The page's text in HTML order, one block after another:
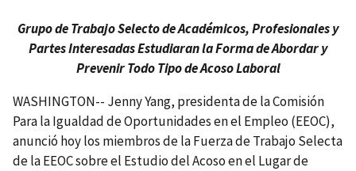
Grupo de Trabajo Selecto de Académicos, Profesionales y
Partes Interesadas Estudiaran la Forma de Abordar y
Prevenir Todo Tipo de Acoso Laboral
WASHINGTON-- Jenny Yang, presidenta de la Comisión
Para la Igualdad de Oportunidades en el Empleo (EEOC),
anunció hoy los miembros de la Fuerza de Trabajo Selecta
de la EEOC sobre el Estudio del Acoso en el Lugar de